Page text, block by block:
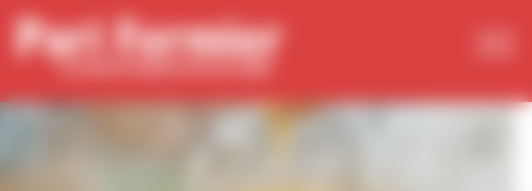
Panneau de gestion des cookies